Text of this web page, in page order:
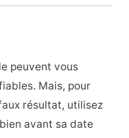
peuvent vous
Mais, pour
résultat, utilisez
avant sa date